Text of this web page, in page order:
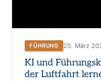
FÜHRUNG 25. März
KI und
der Luftfahrt